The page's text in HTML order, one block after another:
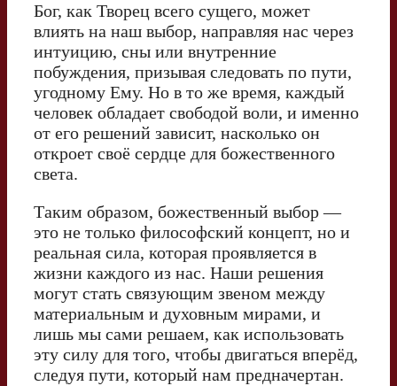
Бог, как Творец всего сущего, может
влиять на наш выбор, направляя нас через
интуицию, сны или внутренние
побуждения, призывая следовать по пути,
угодному Ему. Но в то же время, каждый
человек обладает свободой воли, и именно
от его решений зависит, насколько он
откроет своё сердце для божественного
света.
Таким образом, божественный выбор —
это не только философский концепт, но и
реальная сила, которая проявляется в
жизни каждого из нас. Наши решения
могут стать связующим звеном между
материальным и духовным мирами, и
лишь мы сами решаем, как использовать
эту силу для того, чтобы двигаться вперёд,
следуя пути, который нам предначертан.